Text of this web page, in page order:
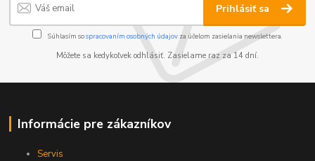
Prihlásiť sa
Súhlasím sospracovaním osobných údajov za účelom zasielania newslettera.
Môžete sa kedykoľvek odhlásiť. Zasielame raz za 14 dní.
Informácie pre zákazníkov
Servis